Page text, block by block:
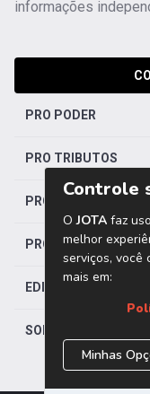
informações
PRO PODER
PRO TRIBUTOS
PRO TRABALHISTA
PRO SAÚDE
EDITORIAS
SOBRE O JOTA